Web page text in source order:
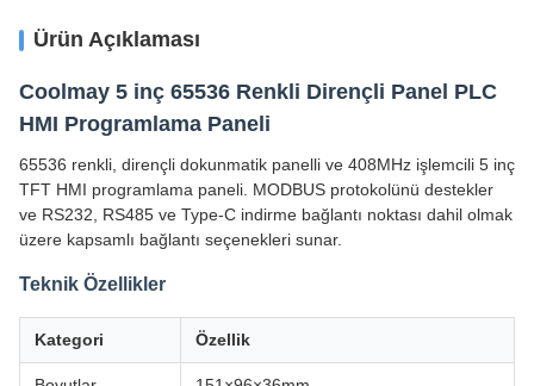
Ürün Açıklaması
Coolmay 5 inç 65536 Renkli Dirençli Panel PLC
HMI Programlama Paneli
65536 renkli, dirençli dokunmatik panelli ve 408MHz işlemcili 5 inç
TFT HMI programlama paneli. MODBUS protokolünü destekler
ve RS232, RS485 ve Type-C indirme bağlantı noktası dahil olmak
üzere kapsamlı bağlantı seçenekleri sunar.
Teknik Özellikler
Kategori Özellik